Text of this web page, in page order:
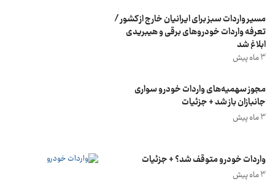
مسیر واردات سبز برای ایرانیان خارج از کشور /
تعرفه واردات خودروهای برقی و هیبریدی
ابلاغ شد
3 ماه پیش
مجوز سهمیه‌های واردات خودرو سواری
جانبازان باز شد + جزئیات
3 ماه پیش
واردات خودرو متوقف شد؟ + جزئیات
3 ماه پیش